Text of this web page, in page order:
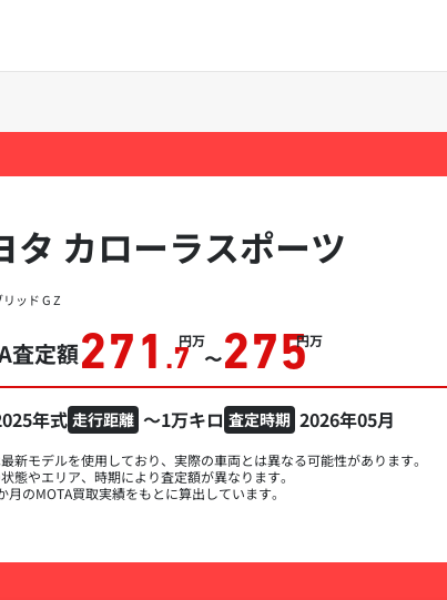
タ カローラスポーツ
ッド G Z
査定額271 .7
万円
〜275万円
年式 走行距離 ～1万キロ 査定時期 2026年05月
新モデルを使用しており、実際の車両とは異なる可能性があります。
態やエリア、時期により査定額が異なります。
のMOTA買取実績をもとに算出しています。